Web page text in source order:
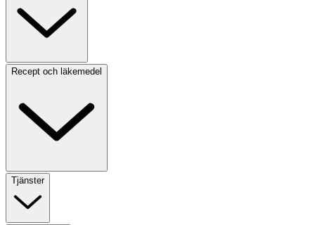
Recept och läkemedel
Tjänster